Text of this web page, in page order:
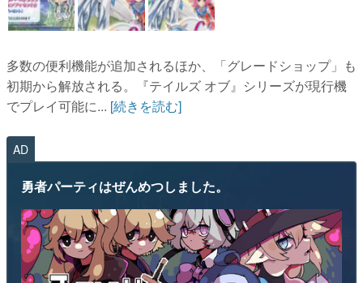
多数の便利機能が追加されるほか、「グレードショップ」も
初期から解放される。『テイルズ オブ』シリーズが現行機
でプレイ可能に... [続きを読む]
AD
勇者パーティはぜんめつしました。